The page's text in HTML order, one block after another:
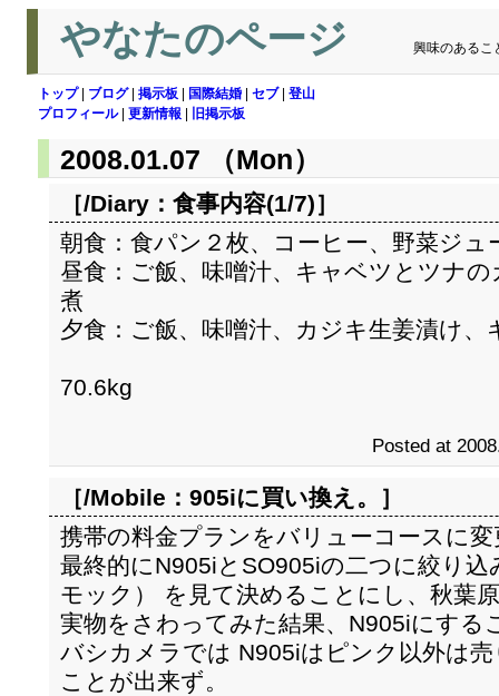
やなたのページ 興味のあるこ
トップ| ブログ| 掲示板 国際結婚 セブ| 登山
プロフィール| 更新情報 旧掲示板
2008.01.07 （Mon）
［/Diary： 食事内容(1/7)］
朝食：食パン２枚、コーヒー、野菜ジュ
昼食：ご飯、味噌汁、キャベツとツナ
煮
夕食：ご飯、味噌汁、カジキ生姜漬け、
70.6kg
Posted at
［/Mobile： 905iに買い換え。
］
携帯の料金プランをバリューコースに
最終的にN905iとSO905iの二つに絞り
モック） を見て決めることにし、秋葉
実物をさわってみた結果、N905iにする
バシカメラでは N905iはピンク以外は
ことが出来ず。